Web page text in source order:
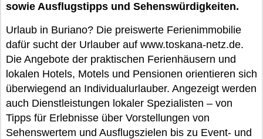
sowie Ausflugstipps und Sehenswürdigkeiten.
Urlaub in Buriano? Die preiswerte Ferienimmobilie
dafür sucht der Urlauber auf www.toskana-netz.de.
Die Angebote der praktischen Ferienhäusern und
lokalen Hotels, Motels und Pensionen orientieren sich
überwiegend an Individualurlauber. Angezeigt werden
auch Dienstleistungen lokaler Spezialisten – von
Tipps für Erlebnisse über Vorstellungen von
Sehenswertem und Ausflugszielen bis zu Event- und